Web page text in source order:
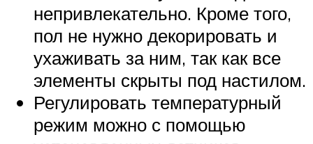
непривлекательно. Кроме того,
пол не нужно декорировать и
ухаживать за ним, так как все
элементы скрыты под настилом.
Регулировать температурный
режим можно с помощью